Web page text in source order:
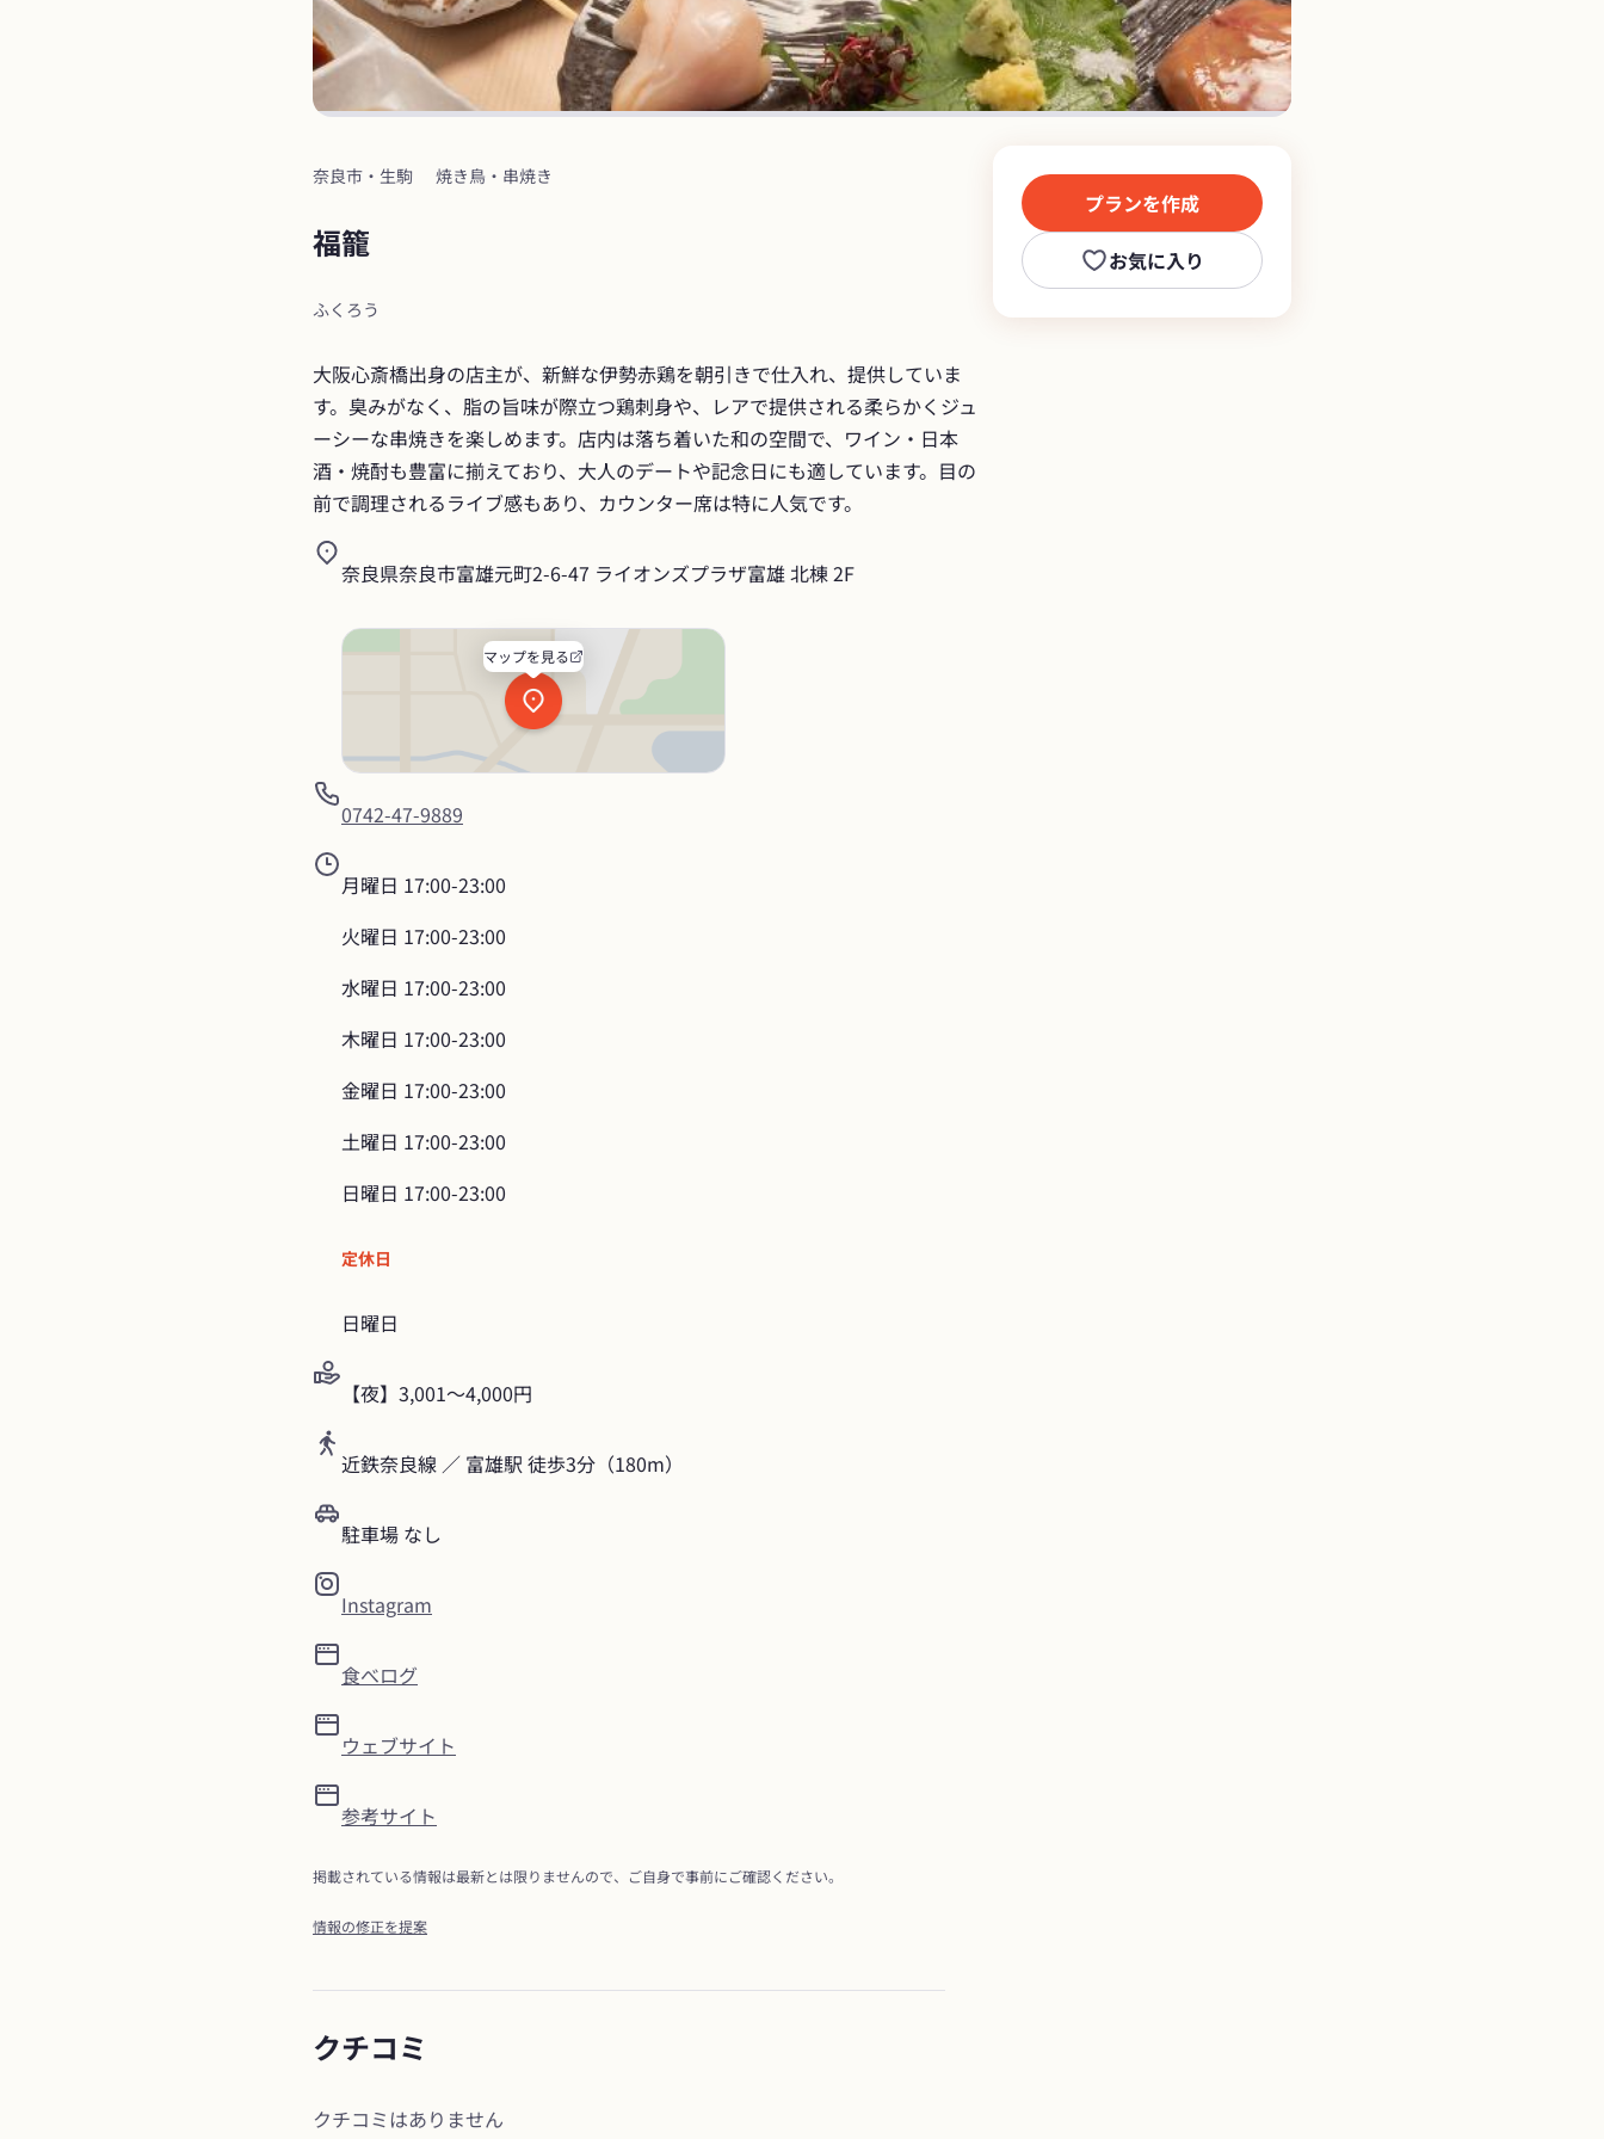
奈良市・生駒 焼き鳥・串焼き
福籠
ふくろう
大阪心斎橋出身の店主が、新鮮な伊勢赤鶏を朝引きで仕入れ、提供していま
す。臭みがなく、脂の旨味が際立つ鶏刺身や、レアで提供される柔らかくジュ
ーシーな串焼きを楽しめます。店内は落ち着いた和の空間で、ワイン・日本
酒・焼酎も豊富に揃えており、大人のデートや記念日にも適しています。目の
前で調理されるライブ感もあり、カウンター席は特に人気です。
奈良県奈良市富雄元町2-6-47 ライオンズプラザ富雄 北棟 2F
マップを見る
0742-47-9889
月曜日 17:00-23:00
火曜日 17:00-23:00
水曜日 17:00-23:00
木曜日 17:00-23:00
金曜日 17:00-23:00
土曜日 17:00-23:00
日曜日 17:00-23:00
定休日
日曜日
【夜】3,001〜4,000円
近鉄奈良線 ／ 富雄駅 徒歩3分（180m）
駐車場 なし
Instagram
食べログ
ウェブサイト
参考サイト
掲載されている情報は最新とは限りませんので、ご自身で事前にご確認ください。
情報の修正を提案
プランを作成
お気に入り
クチコミ
クチコミはありません